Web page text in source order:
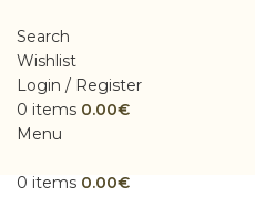
Search
Wishlist
Login / Register
0 items 0.00€
Menu
0 items 0.00€